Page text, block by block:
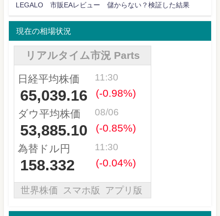
LEGALO 市販EAレビュー 儲からない？検証した結果
現在の相場状況